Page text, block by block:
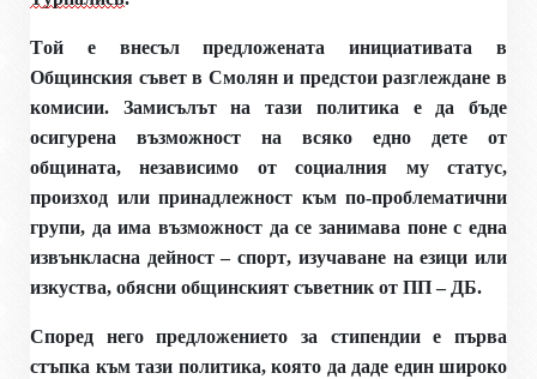
Той е внесъл предложената инициативата в
Общинския съвет в Смолян и предстои разглеждане в
комисии. Замисълът на тази политика е да бъде
осигурена възможност на всяко едно дете от
общината, независимо от социалния му статус,
произход или принадлежност към по-проблематични
групи, да има възможност да се занимава поне с една
извънкласна дейност – спорт, изучаване на езици или
изкуства, обясни общинският съветник от ПП – ДБ.
Според него предложението за стипендии е първа
стъпка към тази политика, която да даде един широко